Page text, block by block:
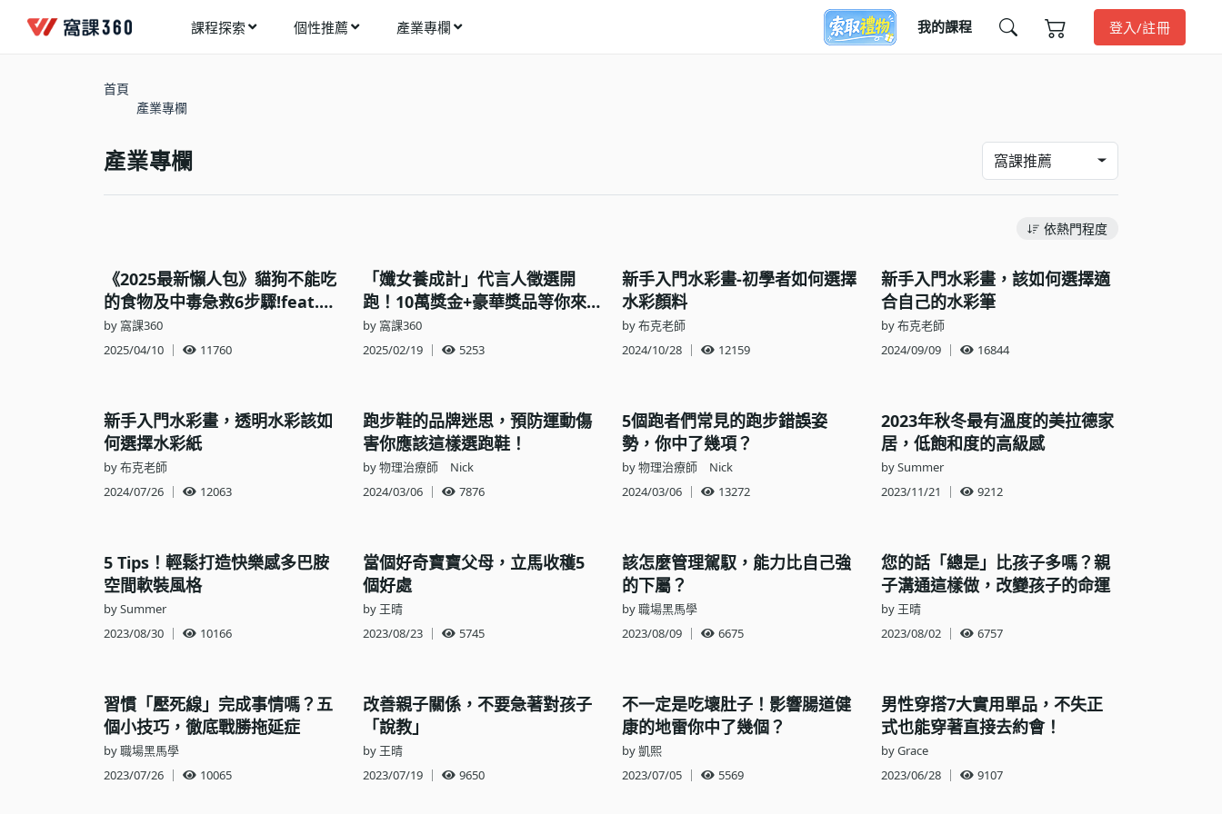
課程探索
建築室內設計
視覺設計
電繪與手繪
語言學習
辦公室應用
優惠專區
免費課程
個性推薦
生活家
產業專欄
健康生活
理財投資
我的課程 登入/註冊
今天想要學什麼?
首頁
產業專欄
產業專欄 窩課推薦
依熱門程度
《2025最新懶人包》貓狗不能吃
的食物及中毒急救6步驟!feat.急
診獸醫師郭霏
by 窩課360
2025/04/10 ｜ 11760
「孅女養成計」代言人徵選開
跑！10萬獎金+豪華獎品等你來
挑戰
by 窩課360
2025/02/19 ｜ 5253
新手入門水彩畫-初學者如何選擇
水彩顏料
by 布克老師
2024/10/28 ｜ 12159
新手入門水彩畫，該如何選擇適
合自己的水彩筆
by 布克老師
2024/09/09 ｜ 16844
新手入門水彩畫，透明水彩該如
何選擇水彩紙
by 布克老師
2024/07/26 ｜ 12063
跑步鞋的品牌迷思，預防運動傷
害你應該這樣選跑鞋！
by 物理治療師 Nick
2024/03/06 ｜ 7876
5個跑者們常見的跑步錯誤姿
勢，你中了幾項？
by 物理治療師 Nick
2024/03/06 ｜ 13272
2023年秋冬最有溫度的美拉德家
居，低飽和度的高級感
by Summer
2023/11/21
｜ 9212
5 Tips！輕鬆打造快樂感多巴胺
空間軟裝風格
by Summer
2023/08/30 ｜ 10166
當個好奇寶寶父母，立馬收穫5
個好處
by 王晴
2023/08/23 ｜ 5745
該怎麼管理駕馭，能力比自己強
的下屬？
by 職場黑馬學
2023/08/09 ｜ 6675
您的話「總是」比孩子多嗎？親
子溝通這樣做，改變孩子的命運
by 王晴
2023/08/02 ｜ 6757
習慣「壓死線」完成事情嗎？五
個小技巧，徹底戰勝拖延症
by 職場黑馬學
2023/07/26 ｜ 10065
改善親子關係，不要急著對孩子
「說教」
by 王晴
2023/07/19 ｜ 9650
不一定是吃壞肚子！影響腸道健
康的地雷你中了幾個？
by 凱熙
2023/07/05 ｜ 5569
男性穿搭7大實用單品，不失正
式也能穿著直接去約會！
by Grace
2023/06/28 ｜ 9107